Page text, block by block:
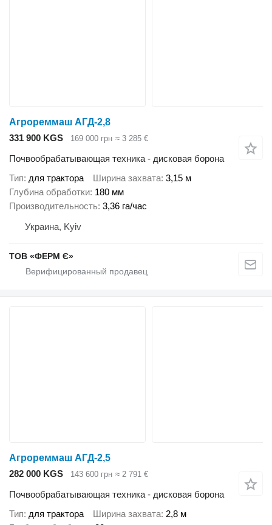
Агрореммаш АГД-2,8
331 900 KGS
169 000 грн ≈ 3 285 €
Почвообрабатывающая техника - дисковая борона
Тип для трактора Ширина захвата 3,15 м
Глубина обработки 180 мм
Производительность 3,36 га/час
Украина, Kyiv
ТОВ «ФЕРМ Є»
Агрореммаш АГД-2,5
282 000 KGS
143 600 грн ≈ 2 791 €
Почвообрабатывающая техника - дисковая борона
Тип для трактора Ширина захвата 2,8 м